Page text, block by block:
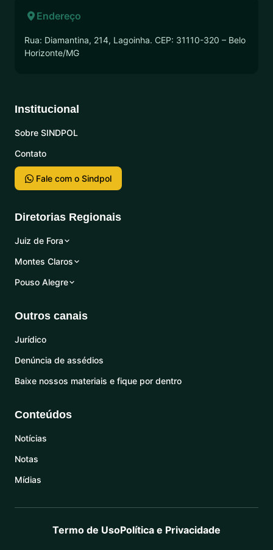
Endereço
Rua: Diamantina, 214, Lagoinha. CEP: 31110-320 – Belo
Horizonte/MG
Institucional
Sobre SINDPOL
Contato
Fale com o Sindpol
Diretorias Regionais
Juiz de Fora
Montes Claros
Pouso Alegre
Outros canais
Jurídico
Denúncia de assédios
Baixe nossos materiais e fique por dentro
Conteúdos
Notícias
Notas
Mídias
Termo de UsoPolítica e Privacidade